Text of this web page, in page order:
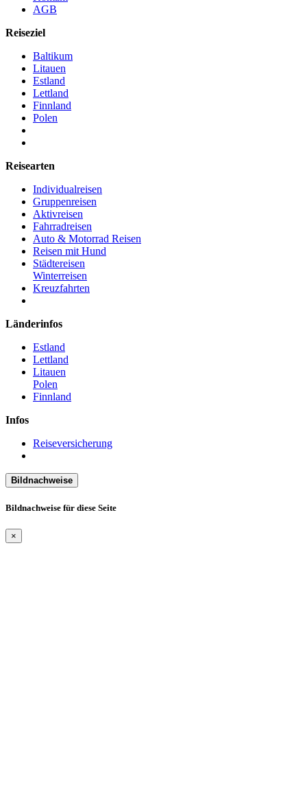
AGB
Reiseziel
Baltikum
Litauen
Estland
Lettland
Finnland
Polen
Reisearten
Individualreisen
Gruppenreisen
Aktivreisen
Fahrradreisen
Auto & Motorrad Reisen
Reisen mit Hund
Städtereisen
Winterreisen
Kreuzfahrten
Länderinfos
Estland
Lettland
Litauen
Polen
Finnland
Infos
Reiseversicherung
Bildnachweise
Bildnachweise für diese Seite
×